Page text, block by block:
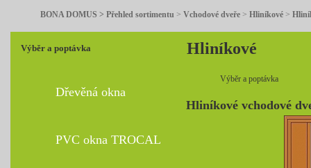
BONA DOMUS > Přehled sortimentu > Vchodové dveře > Hliníkové >
Výběr a poptávka Hliníkové
Dřevěná okna
PVC okna TROCAL
Výběr a poptávka
Hliníkové vchodové